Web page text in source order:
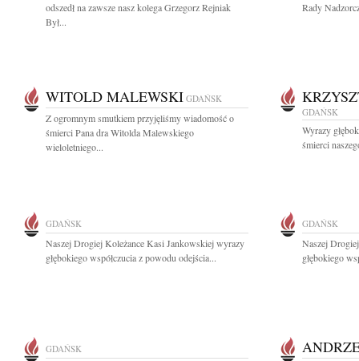
odszedł na zawsze nasz kolega Grzegorz Rejniak
Był...
Rady
WITOLD MALEWSKI GDAŃSK
Z ogromnym smutkiem przyjęliśmy wiadomość o
śmierci Pana dra Witolda Malewskiego
wieloletniego...
GDAŃSK
Wyrazy
śmierci
GDAŃSK
Naszej Drogiej Koleżance Kasi Jankowskiej wyrazy
głębokiego współczucia z powodu odejścia...
GDAŃSK
Naszej
głębokiego
GDAŃSK